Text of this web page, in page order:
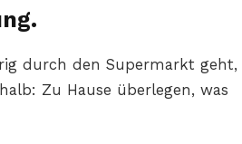
durch den Supermarkt geht,
Zu Hause überlegen, was